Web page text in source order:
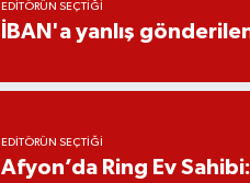
EDITÖRÜN SEÇTIĞI
İBAN'a yanlış
EDITÖRÜN SEÇTIĞI
Afyon’da Ring Ev